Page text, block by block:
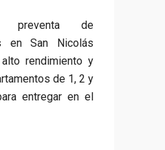
preventa de
en San Nicolás
rendimiento y
de 1, 2 y
entregar en el